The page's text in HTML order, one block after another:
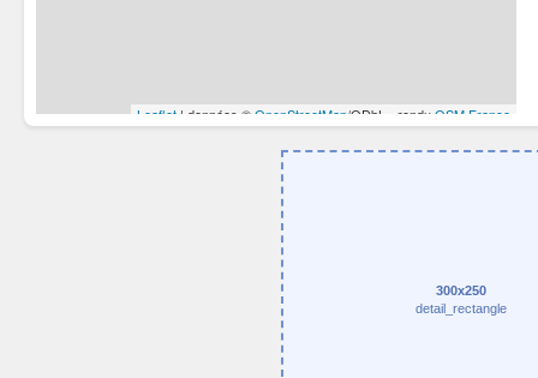
300x250
detail_rectangle